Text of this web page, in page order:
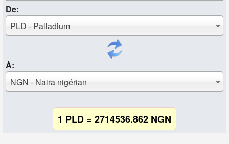
De:
PLD - Palladium
À:
NGN - Naira nigérian
1 PLD = 2714536.862 NGN